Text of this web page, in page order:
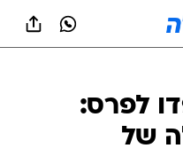
לפרס:
של